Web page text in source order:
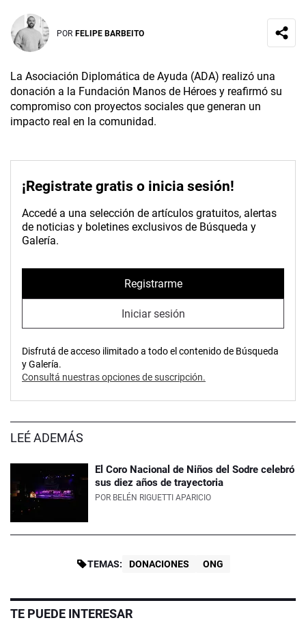
POR FELIPE BARBEITO
La Asociación Diplomática de Ayuda (ADA) realizó una
donación a la Fundación Manos de Héroes y reafirmó su
compromiso con proyectos sociales que generan un
impacto real en la comunidad.
¡Registrate gratis o inicia sesión!
Accedé a una selección de artículos gratuitos, alertas
de noticias y boletines exclusivos de Búsqueda y
Galería.
Registrarme
Iniciar sesión
Disfrutá de acceso ilimitado a todo el contenido de Búsqueda
y Galería.
Consultá nuestras opciones de suscripción.
LEÉ ADEMÁS
El Coro Nacional de Niños del Sodre celebró
sus diez años de trayectoria
POR BELÉN RIGUETTI APARICIO
TEMAS: DONACIONES ONG
TE PUEDE INTERESAR